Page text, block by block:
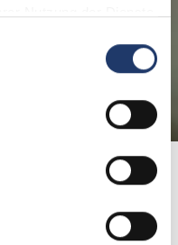
Tier- & Funparks